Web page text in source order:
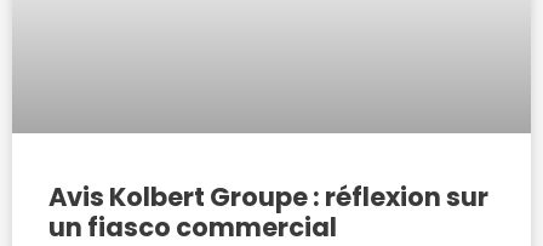
Avis Kolbert Groupe : réflexion sur
un fiasco commercial